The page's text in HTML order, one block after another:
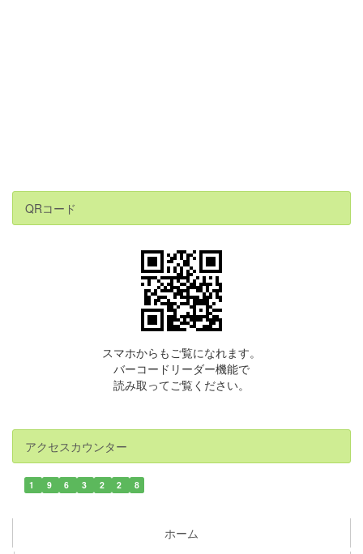
QRコード
スマホからもご覧になれます。
バーコードリーダー機能で
読み取ってご覧ください。
アクセスカウンター
1 9 6 3 2 2 8
ホーム